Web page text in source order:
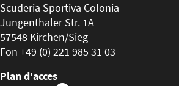
Scuderia Sportiva Colonia
Jungenthaler Str. 1A
57548 Kirchen/Sieg
Fon +49 (0) 221 985 31 03
Plan d'acces